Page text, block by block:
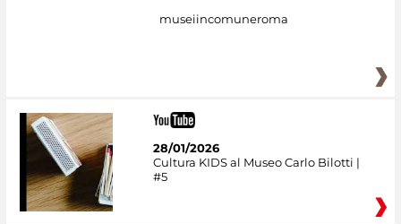
museiincomuneroma
28/01/2026
Cultura KIDS al Museo Carlo Bilotti |
#5